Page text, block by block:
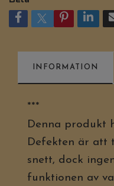
INFORMATION
***
Denna produkt
Defekten är att
snett, dock
funktionen av